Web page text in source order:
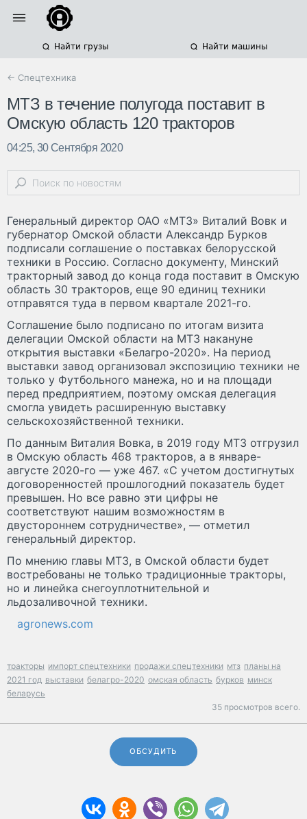
Найти грузы Найти машины
← Спецтехника
МТЗ в течение полугода поставит в
Омскую область 120 тракторов
04:25, 30 Сентября 2020
Генеральный директор ОАО «МТЗ» Виталий Вовк и
губернатор Омской области Александр Бурков
подписали соглашение о поставках белорусской
техники в Россию. Согласно документу, Минский
тракторный завод до конца года поставит в Омскую
область 30 тракторов, еще 90 единиц техники
отправятся туда в первом квартале 2021-го.
Соглашение было подписано по итогам визита
делегации Омской области на МТЗ накануне
открытия выставки «Белагро-2020». На период
выставки завод организовал экспозицию техники не
только у Футбольного манежа, но и на площади
перед предприятием, поэтому омская делегация
смогла увидеть расширенную выставку
сельскохозяйственной техники.
По данным Виталия Вовка, в 2019 году МТЗ отгрузил
в Омскую область 468 тракторов, а в январе-
августе 2020-го — уже 467. «С учетом достигнутых
договоренностей прошлогодний показатель будет
превышен. Но все равно эти цифры не
соответствуют нашим возможностям в
двустороннем сотрудничестве», — отметил
генеральный директор.
По мнению главы МТЗ, в Омской области будет
востребованы не только традиционные тракторы,
но и линейка снегоуплотнительной и
льдозаливочной техники.
agronews.com
тракторы импорт спецтехники продажи спецтехники мтз планы на
2021 год выставки белагро-2020 омская область бурков минск
беларусь
35 просмотров всего.
ОБСУДИТЬ